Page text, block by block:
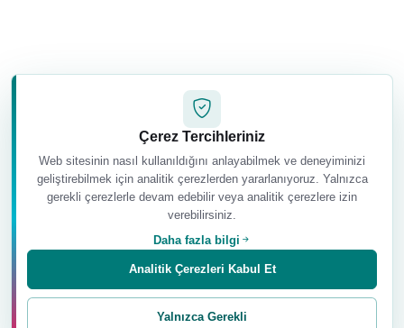
Bu yazının geleneksel baharat sınıflandırmasına ilişkin
temel bilgilerinden bir bölümü Dr. Manisha Kshirsagar
ve Ana Cristina R. Magno tarafından hazırlanan
Ayurveda Hızlı Başvuru El Kitabıadlı çalışmadan
Çerez Tercihleriniz
Web sitesinin nasıl kullanıldığını anlayabilmek ve deneyiminizi
geliştirebilmek için analitik çerezlerden yararlanıyoruz. Yalnızca
gerekli çerezlerle devam edebilir veya analitik çerezlere izin
verebilirsiniz.
Daha fazla bilgi
Yalnızca Gerekli
Analitik Çerezleri Kabul Et